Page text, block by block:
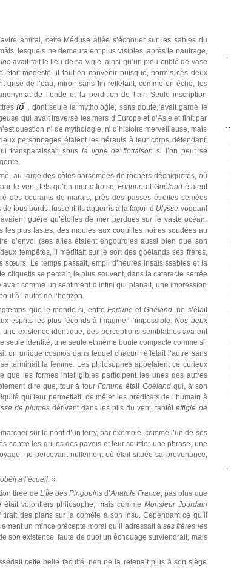
amiral, cette Méduse allée s’échouer sur les sables du
lesquels ne demeuraient plus visibles, après le naufrage,
avait fait le lieu de sa vigie, ainsi qu’un pieu criblé de vase
était modeste, il faut en convenir puisque, hormis ces deux
grise de l’eau, miroir sans fin reflétant, comme en écho, les
de l’onde et la perdition de l’air. Seule inscription
Iố , dont seule la mythologie, sans doute, avait gardé le
qui avait traversé les mers d’Europe et d’Asie et finit par
question ni de mythologie, ni d’histoire merveilleuse, mais
personnages étaient les hérauts à leur corps défendant.
transparaissait sous la ligne de flottaison si l’on peut se
au large des côtes parsemées de rochers déchiquetés, où
le vent, tels qu’en mer d’Iroise,Fortune et Goélandétaient
des courants de marais, près des passes étroites semées
tous bords, fussent-ils aguerris à la façon d’Ulysse voguant
guère qu’étoiles de mer perdues sur le vaste océan,
les plus fastes, des moules aux coquilles noires soudées au
d’envol (ses ailes étaient engourdies aussi bien que son
tempêtes, il méditait sur le sort des goélands ses frères,
sœurs. Le temps passait, empli d’heures insaisissables et la
cliquetis se perdait, le plus souvent, dans la cataracte serrée
comme un sentiment d’infini qui planait, une impression
à l’autre de l’horizon.
que le monde si, entreFortuneetGoéland, ne s’était
esprits les plus féconds à imaginer l’impossible.Nos deux
une existence identique, des perceptions semblables avaient
seule identité, une seule et même boule compacte comme si,
un unique cosmos dans lequel chacun reflétait l’autre sans
terminait la femme. Les philosophes appelaient ce curieux
que les formes intelligibles participent les unes des autres
dire que, tour à tourFortuneétait Goélandqui, à son
qui leur permettait, de mêler les prédicats de l’humain à
de plumes dérivant dans les plis du vent, tantôteffigie de
sur le pont d’un ferry, par exemple, comme l’un de ses
contre les grilles des pavois et leur souffler une phrase, une
ne percevant nullement où était située sa provenance,
à l’écueil. »
tirée de L’Île des Pingouins d’Anatole France, pas plus que
était volontiers philosophe, mais comme Monsieur Jourdain
tirait des plans sur la comète à son insu. Cependant ce qu’il
un mince précepte moral qu’il adressait àses frères les
son existence, faute de quoi un échouage surviendrait, mais
cette belle faculté, rien ne la retenait plus à son siège